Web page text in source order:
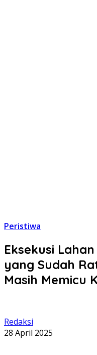
Peristiwa
Eksekusi
yang Sudah
Masih Memicu
Redaksi
28 April 2025